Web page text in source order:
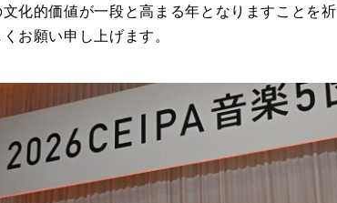
化的価値が一段と高まる年となりますことを祈
お願い申し上げます。